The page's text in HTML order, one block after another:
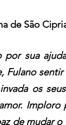
de São
por sua
Fulano
os
Imploro
de mudar